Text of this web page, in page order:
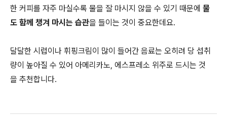
한 커피를 자주 마실수록 물을 잘 마시지 않을 수 있기 때문에 물
도 함께 챙겨 마시는 습관을 들이는 것이 중요한데요.
달달한 시럽이나 휘핑크림이 많이 들어간 음료는 오히려 당 섭취
량이 높아질 수 있어 아메리카노, 에스프레소 위주로 드시는 것
을 추천합니다.